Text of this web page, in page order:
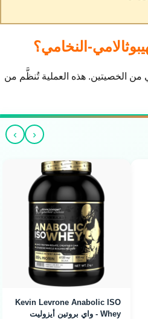
النخامي؟
الخصيتين. هذه العملية تُنظَّم من
‹
›
Kevin Levrone Anabolic ISO
Whey - واي بروتين أيزوليت